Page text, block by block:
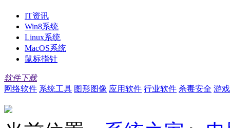
IT资讯
Win8系统
Linux系统
MacOS系统
鼠标指针
软件下载
网络软件 系统工具 图形图像 应用软件 行业软件 杀毒安全 游